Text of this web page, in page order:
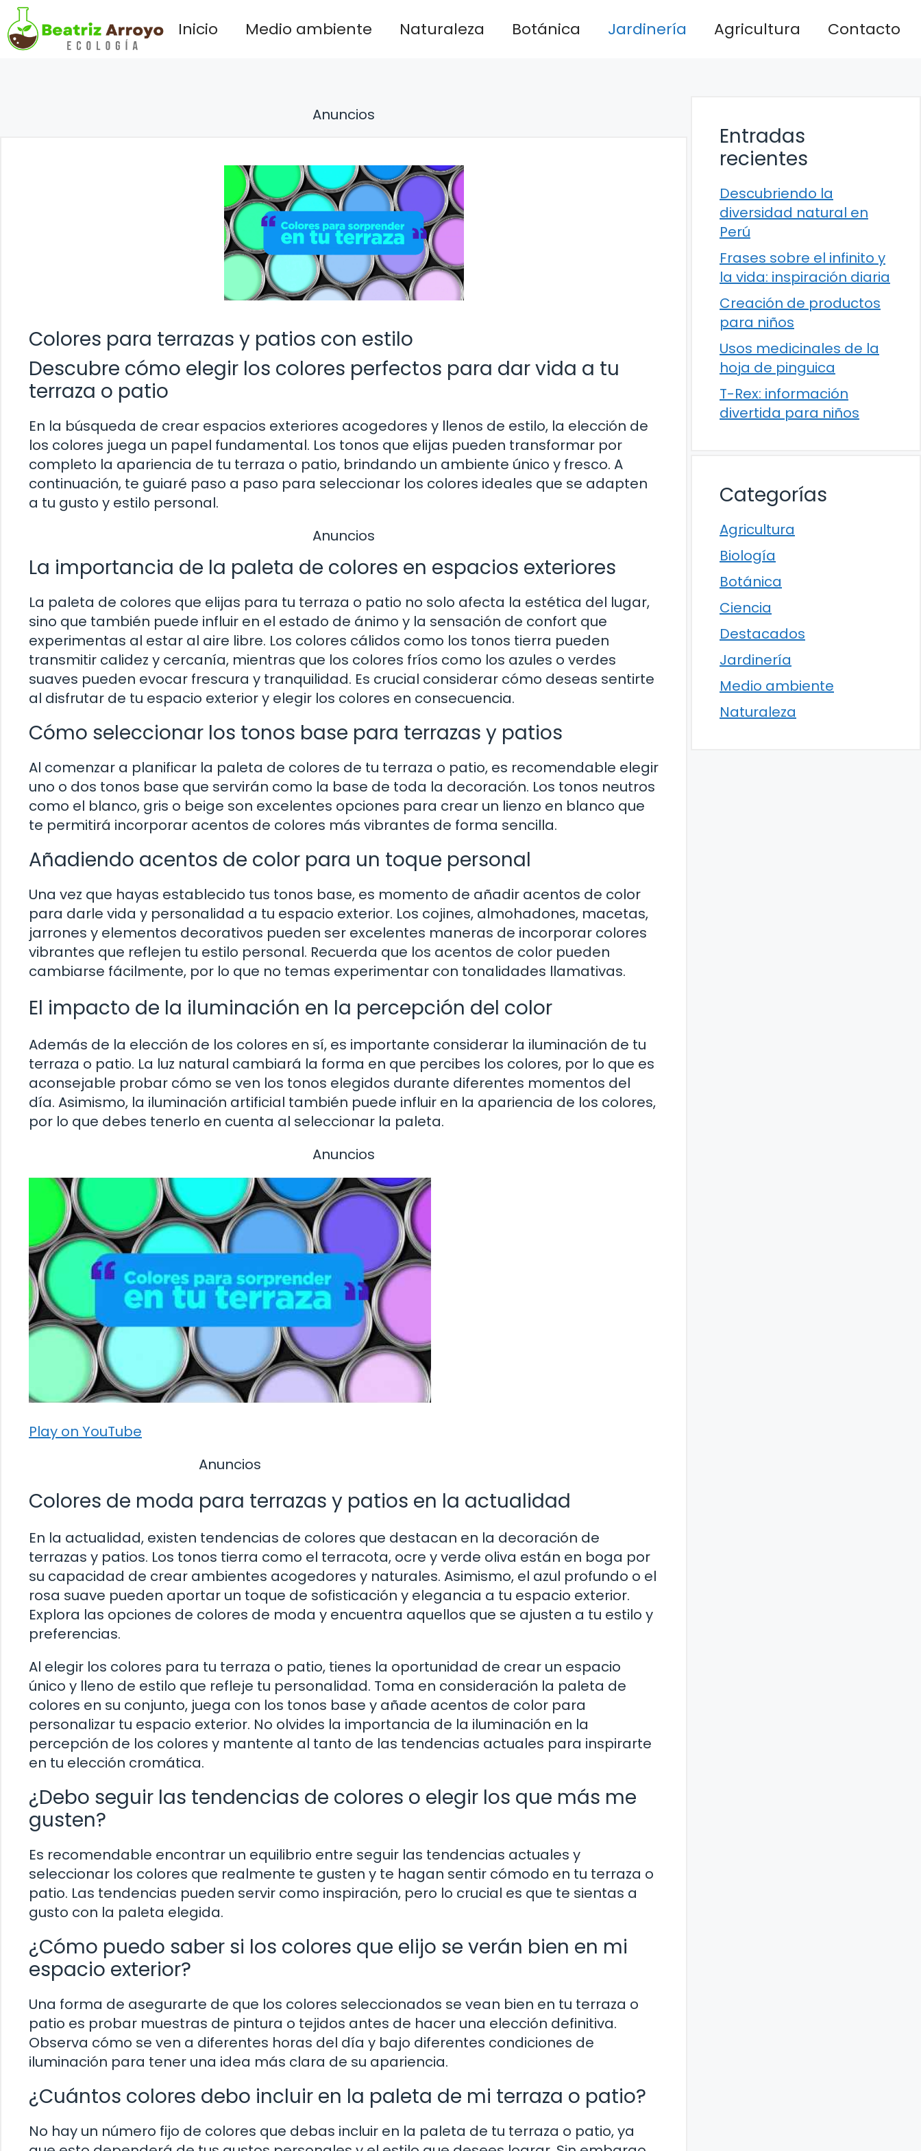
Saltar
al
contenido
Inicio Medio ambiente Naturaleza Botánica Jardinería Agricultura Contacto
Anuncios
Colores para terrazas y patios con estilo
Descubre cómo elegir los colores perfectos para dar vida a tu
terraza o patio
En la búsqueda de crear espacios exteriores acogedores y llenos de estilo, la elección de
los colores juega un papel fundamental. Los tonos que elijas pueden transformar por
completo la apariencia de tu terraza o patio, brindando un ambiente único y fresco. A
continuación, te guiaré paso a paso para seleccionar los colores ideales que se adapten
a tu gusto y estilo personal.
Anuncios
La importancia de la paleta de colores en espacios exteriores
La paleta de colores que elijas para tu terraza o patio no solo afecta la estética del lugar,
sino que también puede influir en el estado de ánimo y la sensación de confort que
experimentas al estar al aire libre. Los colores cálidos como los tonos tierra pueden
transmitir calidez y cercanía, mientras que los colores fríos como los azules o verdes
suaves pueden evocar frescura y tranquilidad. Es crucial considerar cómo deseas sentirte
al disfrutar de tu espacio exterior y elegir los colores en consecuencia.
Cómo seleccionar los tonos base para terrazas y patios
Al comenzar a planificar la paleta de colores de tu terraza o patio, es recomendable elegir
uno o dos tonos base que servirán como la base de toda la decoración. Los tonos neutros
como el blanco, gris o beige son excelentes opciones para crear un lienzo en blanco que
te permitirá incorporar acentos de colores más vibrantes de forma sencilla.
Añadiendo acentos de color para un toque personal
Una vez que hayas establecido tus tonos base, es momento de añadir acentos de color
para darle vida y personalidad a tu espacio exterior. Los cojines, almohadones, macetas,
jarrones y elementos decorativos pueden ser excelentes maneras de incorporar colores
vibrantes que reflejen tu estilo personal. Recuerda que los acentos de color pueden
cambiarse fácilmente, por lo que no temas experimentar con tonalidades llamativas.
El impacto de la iluminación en la percepción del color
Además de la elección de los colores en sí, es importante considerar la iluminación de tu
terraza o patio. La luz natural cambiará la forma en que percibes los colores, por lo que es
aconsejable probar cómo se ven los tonos elegidos durante diferentes momentos del
día. Asimismo, la iluminación artificial también puede influir en la apariencia de los colores,
por lo que debes tenerlo en cuenta al seleccionar la paleta.
Anuncios
Play on YouTube
Anuncios
Colores de moda para terrazas y patios en la actualidad
En la actualidad, existen tendencias de colores que destacan en la decoración de
terrazas y patios. Los tonos tierra como el terracota, ocre y verde oliva están en boga por
su capacidad de crear ambientes acogedores y naturales. Asimismo, el azul profundo o el
rosa suave pueden aportar un toque de sofisticación y elegancia a tu espacio exterior.
Explora las opciones de colores de moda y encuentra aquellos que se ajusten a tu estilo y
preferencias.
Al elegir los colores para tu terraza o patio, tienes la oportunidad de crear un espacio
único y lleno de estilo que refleje tu personalidad. Toma en consideración la paleta de
colores en su conjunto, juega con los tonos base y añade acentos de color para
personalizar tu espacio exterior. No olvides la importancia de la iluminación en la
percepción de los colores y mantente al tanto de las tendencias actuales para inspirarte
en tu elección cromática.
¿Debo seguir las tendencias de colores o elegir los que más me
gusten?
Es recomendable encontrar un equilibrio entre seguir las tendencias actuales y
seleccionar los colores que realmente te gusten y te hagan sentir cómodo en tu terraza o
patio. Las tendencias pueden servir como inspiración, pero lo crucial es que te sientas a
gusto con la paleta elegida.
¿Cómo puedo saber si los colores que elijo se verán bien en mi
espacio exterior?
Una forma de asegurarte de que los colores seleccionados se vean bien en tu terraza o
patio es probar muestras de pintura o tejidos antes de hacer una elección definitiva.
Observa cómo se ven a diferentes horas del día y bajo diferentes condiciones de
iluminación para tener una idea más clara de su apariencia.
¿Cuántos colores debo incluir en la paleta de mi terraza o patio?
No hay un número fijo de colores que debas incluir en la paleta de tu terraza o patio, ya
Entradas
recientes
Descubriendo la
diversidad natural en
Perú
Frases sobre el infinito y
la vida: inspiración diaria
Creación de productos
para niños
Usos medicinales de la
hoja de pinguica
T-Rex: información
divertida para niños
Categorías
Agricultura
Biología
Botánica
Ciencia
Destacados
Jardinería
Medio ambiente
Naturaleza